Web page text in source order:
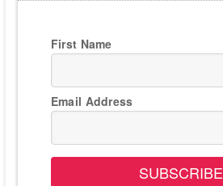
First Name
Email Address
SUBSCRIBE